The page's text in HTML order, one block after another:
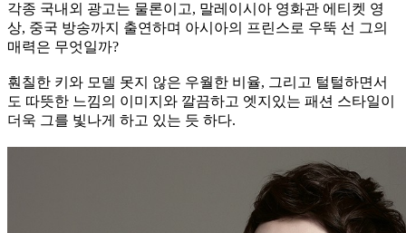
각종 국내외 광고는 물론이고, 말레이시아 영화관 에티켓 영
상, 중국 방송까지 출연하며 아시아의 프린스로 우뚝 선 그의
매력은 무엇일까?
훤칠한 키와 모델 못지 않은 우월한 비율, 그리고 털털하면서
도 따뜻한 느낌의 이미지와 깔끔하고 엣지있는 패션 스타일이
더욱 그를 빛나게 하고 있는 듯 하다.